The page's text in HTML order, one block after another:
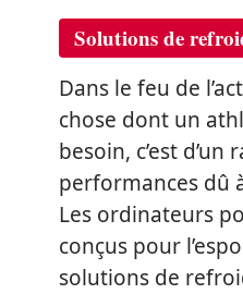
Solutions de
Dans le feu de
chose dont un
besoin, c’est
performances dû
Les ordinateurs
conçus pour
solutions de